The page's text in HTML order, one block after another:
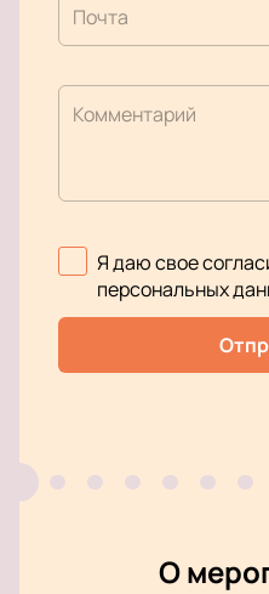
Почта
Комментарий
Я даю свое
персональных
О